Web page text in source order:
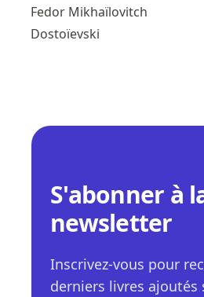
Fedor Mikhaïlovitch
Dostoïevski
S'abonner à
newsletter
Inscrivez-vous pour
derniers livres ajoutés